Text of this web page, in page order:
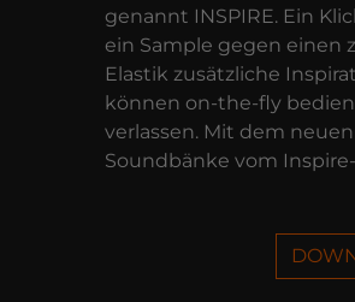
genannt INSPIRE. Ein
ein Sample gegen einen
Elastik zusätzliche
können on-the-fly
verlassen. Mit dem
Soundbänke vom